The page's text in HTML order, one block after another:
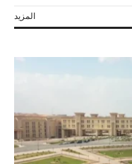
المزيد